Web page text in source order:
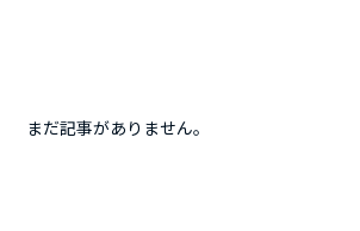
まだ記事がありません。